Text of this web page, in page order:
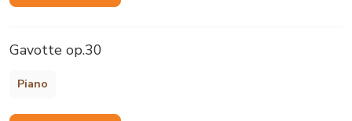
Gavotte op.30
Piano